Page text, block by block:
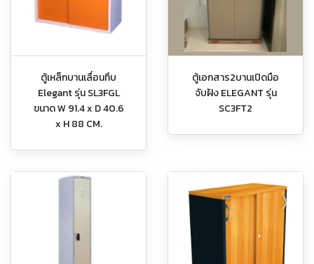
ตู้เหล็กบานเลื่อนทึบ
Elegant รุ่น SL3FGL
ขนาด W 91.4 x D 40.6
x H 88 CM.
ตู้เอกสาร2บานเปิดมือ
จับฝัง ELEGANT รุ่น
SC3FT2